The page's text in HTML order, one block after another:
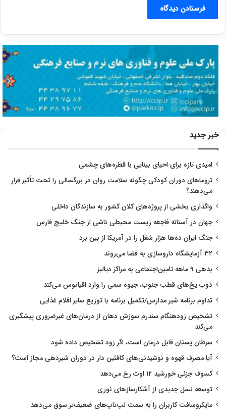
خبر جدید
امیدی تازه برای احیای بینایی با قطره‌های چشمی
تروماهای دوران کودکی چگونه سلامت روان در بزرگسالی را تحت تأثیر قرار
می‌دهند؟
واگذاری بخشی از پروژه‌های کلان کشور به سازندگان داخلی
جهان در آستانه فاجعه زیست محیطی ناشی از جنگ خلیج فارس
جنگ ایران ده‌ها هزار شغل را در آمریکا از بین برد
۳۲ آزمایشگاه داروسازی به فضا می‌روند
بدهی ۹ ماهه تامین‌اجتماعی به مراکز دیالیز
ذوب یخ‌های قطب جنوب، جیوه سمی را وارد اقیانوس می‌کند
تداوم برنامه شیر مدارس/تکمیل برنامه با توزیع سایر اقلام غذایی
تشخیص زودهنگام سندرم سوزش دهان از درمان‌های غیرضروری پیشگیری
می‌کند
سرطان پستان قابل درمان است، اگر زود تشخیص داده شود
آیا مصرف قهوه و نوشیدنی‌های کافئین دار در دوران شیردهی مجاز است؟
کسوف جزئی خورشید ۱۲ اوت رخ می‌دهد
توسعه نسل جدیدی از آشکارسازهای نوری
مایکروسافت کاربران را به سمت لپ‌تاپ‌های ضعیف‌تر سوق می‌دهد